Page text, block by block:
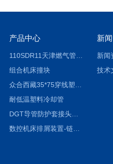
产品中心
组合机床撞块
耐低温塑料冷却管
DGT导管防护套接头形式与参数
数控机床排屑装置-链板式排屑机
新
新闻
技术